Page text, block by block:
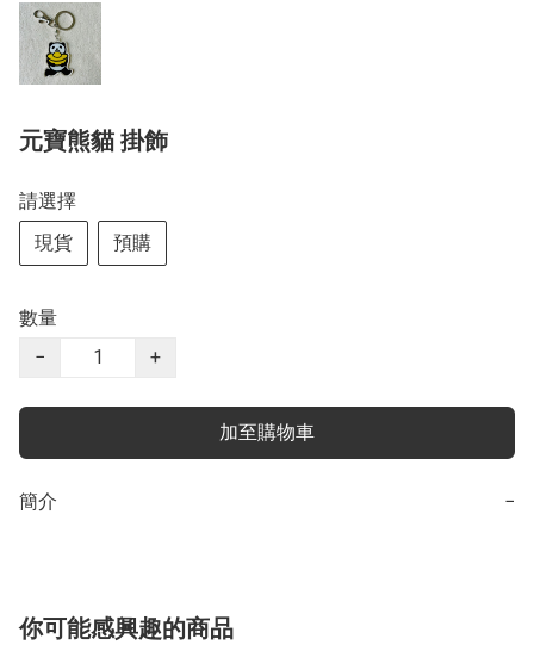
元寶熊貓 掛飾
請選擇
現貨
預購
數量
−
+
加至購物車
簡介 −
你可能感興趣的商品